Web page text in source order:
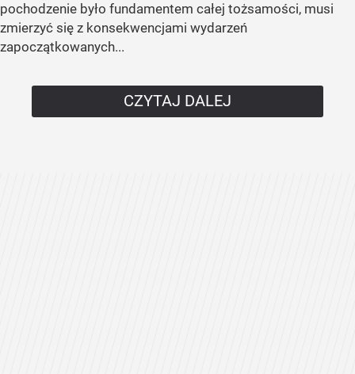
pochodzenie było fundamentem całej tożsamości, musi
zmierzyć się z konsekwencjami wydarzeń
zapoczątkowanych...
CZYTAJ DALEJ